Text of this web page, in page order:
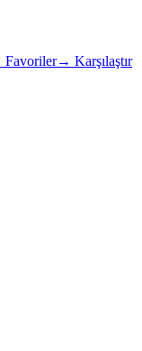
Favoriler→ Karşılaştır